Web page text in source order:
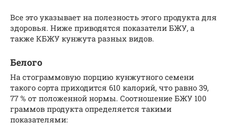
Все это указывает на полезность этого продукта для
здоровья. Ниже приводятся показатели БЖУ, а
также КБЖУ кунжута разных видов.
Белого
На стограммовую порцию кунжутного семени
такого сорта приходится 610 калорий, что равно 39,
77 % от положенной нормы. Соотношение БЖУ 100
граммов продукта определяется такими
показателями: